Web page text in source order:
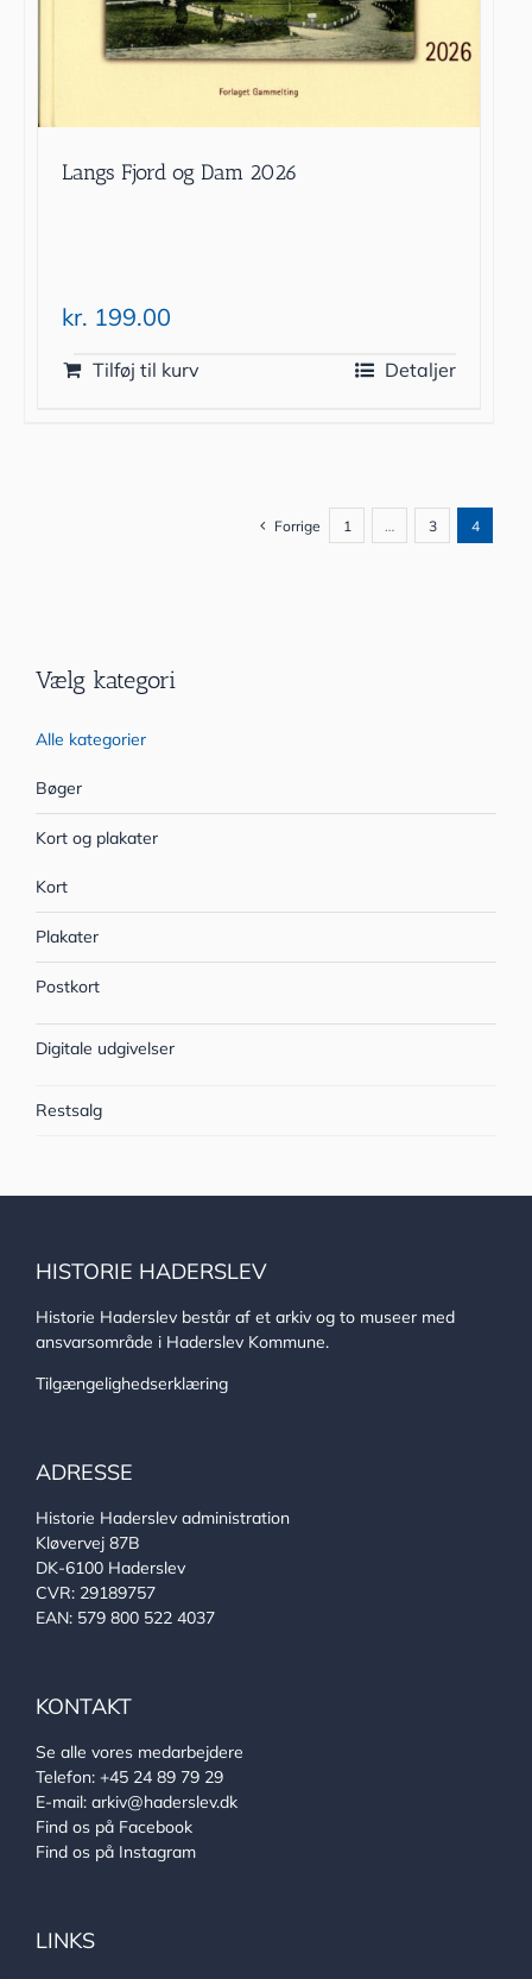
Langs Fjord og Dam 2026
kr. 199.00
Tilføj til kurv Detaljer
Forrige 1 … 3 4
Vælg kategori
Alle kategorier
Bøger
Kort og plakater
Kort
Plakater
Postkort
Digitale udgivelser
Restsalg
HISTORIE HADERSLEV
Historie Haderslev består af et arkiv og to museer med
ansvarsområde i Haderslev Kommune.
Tilgængelighedserklæring
ADRESSE
Historie Haderslev administration
Kløvervej 87B
DK-6100 Haderslev
CVR: 29189757
EAN: 579 800 522 4037
KONTAKT
Se alle vores medarbejdere
Telefon: +45 24 89 79 29
E-mail: arkiv@haderslev.dk
Find os på Facebook
Find os på Instagram
LINKS